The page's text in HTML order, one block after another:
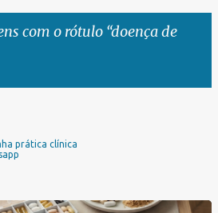
com o rótulo doença de
prática clínica